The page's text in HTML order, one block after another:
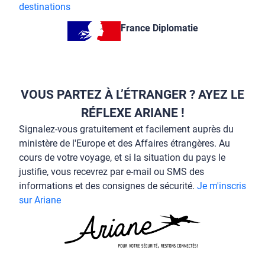
destinations
France Diplomatie
VOUS PARTEZ À L’ÉTRANGER ? AYEZ LE
RÉFLEXE ARIANE !
Signalez-vous gratuitement et facilement auprès du
ministère de l'Europe et des Affaires étrangères. Au
cours de votre voyage, et si la situation du pays le
justifie, vous recevrez par e-mail ou SMS des
informations et des consignes de sécurité. Je m'inscris
sur Ariane